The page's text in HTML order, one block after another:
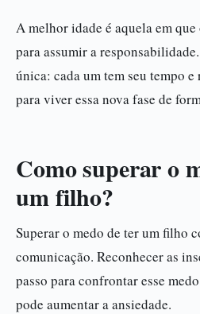
A melhor idade é aquela em
para assumir a
única: cada um tem seu tempo
para viver essa nova fase de
Como superar o
um filho?
Superar o medo de ter um filho
comunicação. Reconhecer as
passo para confrontar esse
pode aumentar a ansiedade.